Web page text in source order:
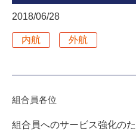
2018/06/28
内航 外航
組合員各位
組合員へのサービス強化の